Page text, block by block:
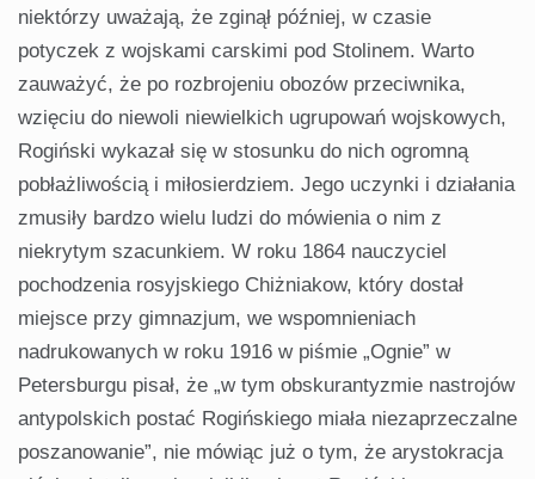
niektórzy uważają, że zginął później, w czasie
potyczek z wojskami carskimi pod Stolinem. Warto
zauważyć, że po rozbrojeniu obozów przeciwnika,
wzięciu do niewoli niewielkich ugrupowań wojskowych,
Rogiński wykazał się w stosunku do nich ogromną
pobłażliwością i miłosierdziem. Jego uczynki i działania
zmusiły bardzo wielu ludzi do mówienia o nim z
niekrytym szacunkiem. W roku 1864 nauczyciel
pochodzenia rosyjskiego Chiżniakow, który dostał
miejsce przy gimnazjum, we wspomnieniach
nadrukowanych w roku 1916 w piśmie „Ognie” w
Petersburgu pisał, że „w tym obskurantyzmie nastrojów
antypolskich postać Rogińskiego miała niezaprzeczalne
poszanowanie”, nie mówiąc już o tym, że arystokracja